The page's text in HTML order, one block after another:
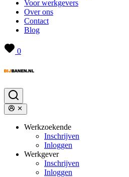
Voor werkgevers
Over ons
Contact
Blog
0
Werkzoekende
Inschrijven
Inloggen
Werkgever
Inschrijven
Inloggen